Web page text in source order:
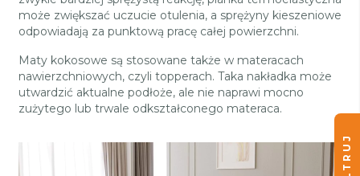
może zwiększać uczucie otulenia, a sprężyny kieszeniowe
odpowiadają za punktową pracę całej powierzchni.
Maty kokosowe są stosowane także w materacach
nawierzchniowych, czyli topperach. Taka nakładka może
utwardzić aktualne podłoże, ale nie naprawi mocno
zużytego lub trwale odkształconego materaca.
FILTRUJ